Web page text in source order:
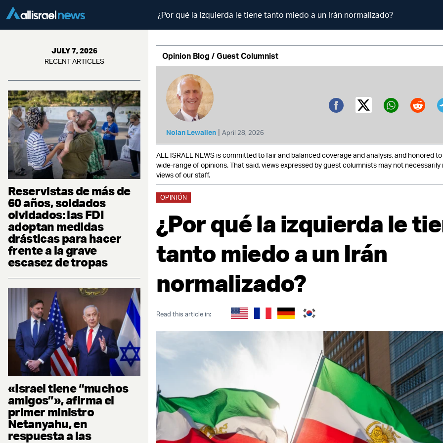
¿Por qué la izquierda le tiene tanto miedo a un Irán normalizado?
JULY 7, 2026
RECENT ARTICLES
Reservistas de más de
60 años, soldados
olvidados: las FDI
adoptan medidas
drásticas para hacer
frente a la grave
escasez de tropas
«Israel tiene “muchos
amigos”», afirma el
primer ministro
Netanyahu, en
respuesta a las
Opinion Blog / Guest Columnist
Nolan Lewallen | April 28, 2026
Facebook
Twitter (X)
ALL ISRAEL NEWS is committed to fair and balanced coverage and analysis, and honored
wide-range of opinions. That said, views expressed by guest columnists may not
views of our staff.
OPINIÓN
¿Por qué la izquierda le
tanto miedo a un Irán
normalizado?
Read this article in: